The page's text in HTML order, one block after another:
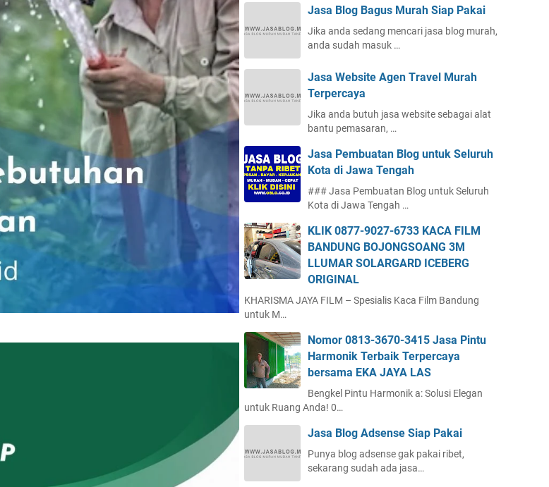
Jasa Blog Bagus Murah Siap Pakai
Jika anda sedang mencari jasa blog murah,
anda sudah masuk …
Jasa Website Agen Travel Murah
Terpercaya
Jika anda butuh jasa website sebagai alat
bantu pemasaran, …
Jasa Pembuatan Blog untuk Seluruh
Kota di Jawa Tengah
### Jasa Pembuatan Blog untuk Seluruh
Kota di Jawa Tengah …
KLIK 0877-9027-6733 KACA FILM
BANDUNG BOJONGSOANG 3M
LLUMAR SOLARGARD ICEBERG
ORIGINAL
KHARISMA JAYA FILM – Spesialis Kaca Film Bandung
untuk M…
Nomor 0813-3670-3415 Jasa Pintu
Harmonik Terbaik Terpercaya
bersama EKA JAYA LAS
Bengkel Pintu Harmonik a: Solusi Elegan
untuk Ruang Anda! 0…
Jasa Blog Adsense Siap Pakai
Punya blog adsense gak pakai ribet,
sekarang sudah ada jasa…